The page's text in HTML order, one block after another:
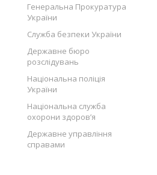
Генеральна Прокуратура
України
Служба безпеки України
Державне бюро
розслідувань
Національна поліція
України
Національна служба
охорони здоров’я
Державне управління
справами